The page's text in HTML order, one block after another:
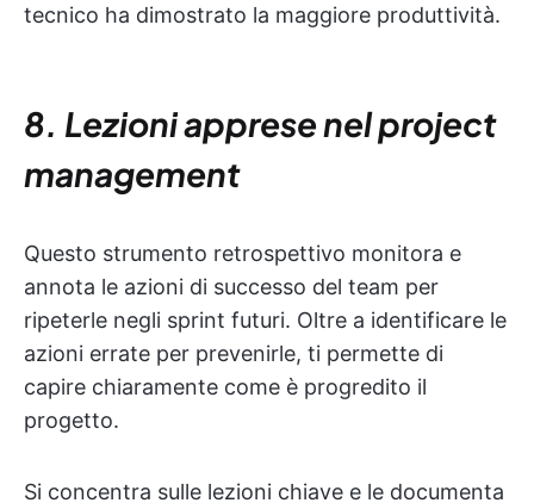
tecnico ha dimostrato la maggiore produttività.
8. Lezioni apprese nel project
management
Questo strumento retrospettivo monitora e
annota le azioni di successo del team per
ripeterle negli sprint futuri. Oltre a identificare le
azioni errate per prevenirle, ti permette di
capire chiaramente come è progredito il
progetto.
Si concentra sulle lezioni chiave e le documenta